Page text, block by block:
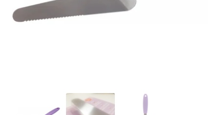
Ozdoby na tort weselny